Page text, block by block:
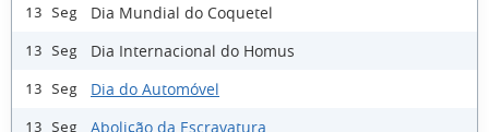
13 Seg Dia Mundial do Coquetel
13 Seg Dia Internacional do Homus
13 Seg Dia do Automóvel
13 Seg Abolição da Escravatura